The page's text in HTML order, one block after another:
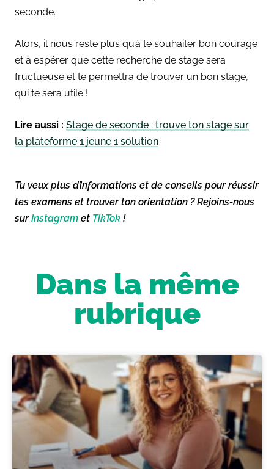
seconde.
Alors, il nous reste plus qu’à te souhaiter bon courage
et à espérer que cette recherche de stage sera
fructueuse et te permettra de trouver un bon stage,
qui te sera utile !
Lire aussi : Stage de seconde : trouve ton stage sur
la plateforme 1 jeune 1 solution
Tu veux plus d’informations et de conseils pour réussir
tes examens et trouver ton orientation ? Rejoins-nous
surInstagram et TikTok !
Dans la même
rubrique